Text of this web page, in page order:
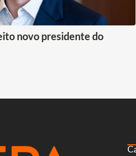
novo presidente do